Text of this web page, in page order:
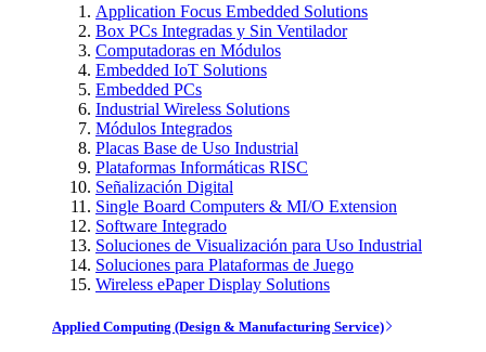
Application Focus Embedded Solutions
Box PCs Integradas y Sin Ventilador
Computadoras en Módulos
Embedded IoT Solutions
Embedded PCs
Industrial Wireless Solutions
Módulos Integrados
Placas Base de Uso Industrial
Plataformas Informáticas RISC
Señalización Digital
Single Board Computers & MI/O Extension
Software Integrado
Soluciones de Visualización para Uso Industrial
Soluciones para Plataformas de Juego
Wireless ePaper Display Solutions
Applied Computing (Design & Manufacturing Service)